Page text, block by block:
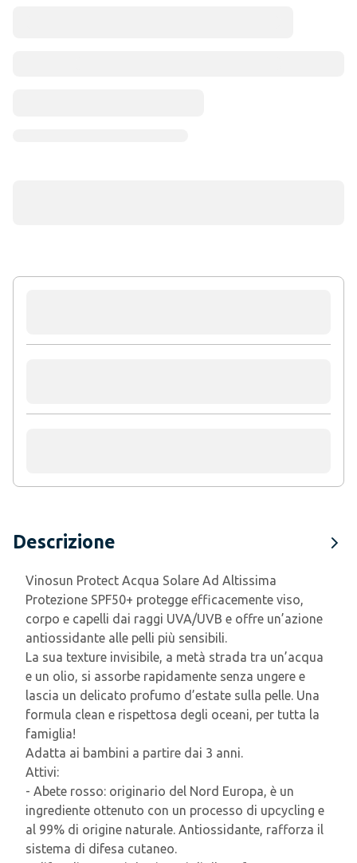
Descrizione
Vinosun Protect Acqua Solare Ad Altissima
Protezione SPF50+ protegge efficacemente viso,
corpo e capelli dai raggi UVA/UVB e offre un’azione
antiossidante alle pelli più sensibili.
La sua texture invisibile, a metà strada tra un’acqua
e un olio, si assorbe rapidamente senza ungere e
lascia un delicato profumo d’estate sulla pelle. Una
formula clean e rispettosa degli oceani, per tutta la
famiglia!
Adatta ai bambini a partire dai 3 anni.
Attivi:
- Abete rosso: originario del Nord Europa, è un
ingrediente ottenuto con un processo di upcycling e
al 99% di origine naturale. Antiossidante, rafforza il
sistema di difesa cutaneo.